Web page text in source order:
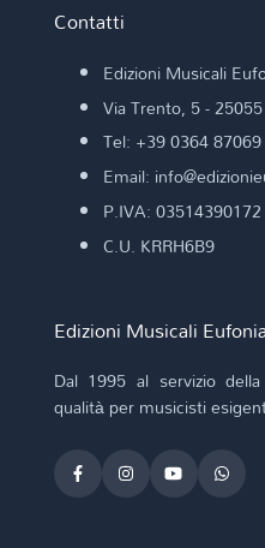
Contatti
Edizioni Musicali
Via Trento, 5 -
Tel: +39 0364 87069
Email:
P.IVA: 03514390172
C.U. KRRH6B9
Edizioni Musicali Eufonia
Dal 1995 al servizio
qualità per musicisti